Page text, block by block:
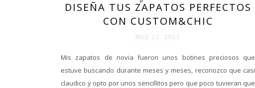
DISEÑA TUS ZAPATOS PERFECTOS
CON CUSTOM&CHIC
NOV 21. 2013
Mis zapatos de novia fueron unos botines preciosos que
estuve buscando durante meses y meses, reconozco que casi
claudico y opto por unos sencillitos pero que poco tuvieran que